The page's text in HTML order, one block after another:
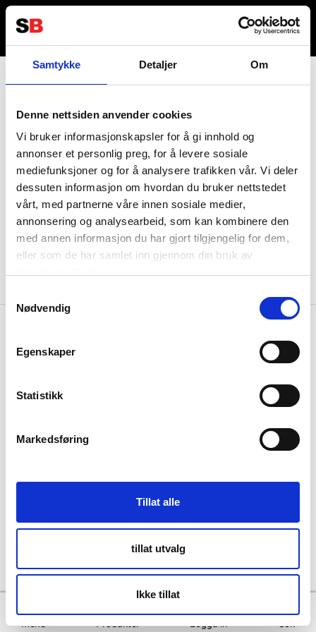
Samtykke Detaljer Om
Denne nettsiden anvender cookies
Vi bruker informasjonskapsler for å gi innhold og
annonser et personlig preg, for å levere sosiale
mediefunksjoner og for å analysere trafikken vår. Vi deler
dessuten informasjon om hvordan du bruker nettstedet
vårt, med partnerne våre innen sosiale medier,
annonsering og analysearbeid, som kan kombinere den
med annen informasjon du har gjort tilgjengelig for dem,
eller som de har samlet inn gjennom din bruk av
Nødvendig
Egenskaper
Statistikk
Markedsføring
Tillat alle
tillat utvalg
Ikke tillat
Menu Produkter Logga in Sök
Kontakta oss
036122078
Källebacksvägen 2B, 554 75 Jönköping,
info@skanbatt.se
Corporate Registration Number: 559460-1741
Information
Information för återförsäljare
Hållbarhet och samhällsansvar
Integritet
Anställda
Försäljnings- och leveransvillkor